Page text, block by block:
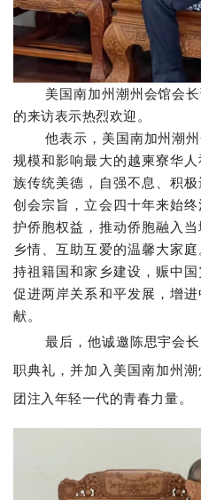
美国南加州潮州会馆会长
的来访表示热烈欢迎。
他表示，美国南加州潮
规模和影响最大的越柬寮华人
族传统美德，自强不息、积
创会宗旨， 立会四十年来始终
护侨胞权益，推动侨胞融入
乡情、互助互爱的温馨大家庭
持祖籍国和家乡建设，赈中国
促进两岸关系和平发展，增
献。
最后，他诚邀陈思宇会长
职典礼，并加入 美国南加州潮
团注入年轻一代的青春力量。